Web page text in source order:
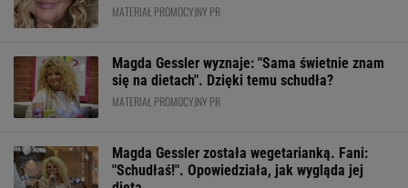
MATERIAŁ PROMOCYJNY PR
Magda Gessler wyznaje: "Sama świetnie znam
się na dietach". Dzięki temu schudła?
MATERIAŁ PROMOCYJNY PR
Magda Gessler została wegetarianką. Fani:
"Schudłaś!". Opowiedziała, jak wygląda jej